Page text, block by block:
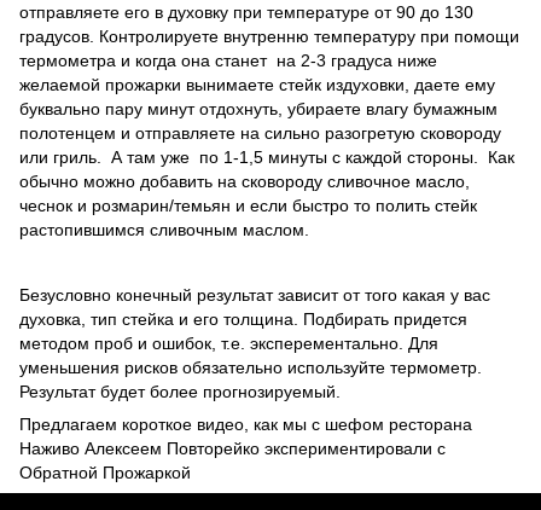
отправляете его в духовку при температуре от 90 до 130
градусов. Контролируете внутренню температуру при помощи
термометра и когда она станет на 2-3 градуса ниже
желаемой прожарки вынимаете стейк издуховки, даете ему
буквально пару минут отдохнуть, убираете влагу бумажным
полотенцем и отправляете на сильно разогретую сковороду
или гриль. А там уже по 1-1,5 минуты с каждой стороны. Как
обычно можно добавить на сковороду сливочное масло,
чеснок и розмарин/темьян и если быстро то полить стейк
растопившимся сливочным маслом.
Безусловно конечный результат зависит от того какая у вас
духовка, тип стейка и его толщина. Подбирать придется
методом проб и ошибок, т.е. эксперементально. Для
уменьшения рисков обязательно используйте термометр.
Результат будет более прогнозируемый.
Предлагаем короткое видео, как мы с шефом ресторана
Наживо Алексеем Повторейко экспериментировали с
Обратной Прожаркой